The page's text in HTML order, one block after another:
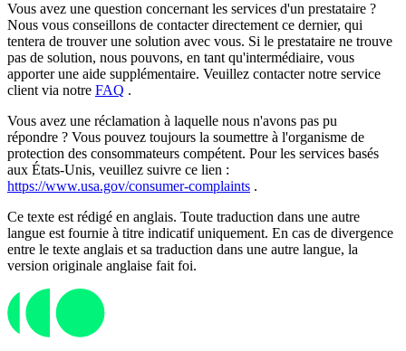
Vous avez une question concernant les services d'un prestataire ?
Nous vous conseillons de contacter directement ce dernier, qui
tentera de trouver une solution avec vous. Si le prestataire ne trouve
pas de solution, nous pouvons, en tant qu'intermédiaire, vous
apporter une aide supplémentaire. Veuillez contacter notre service
client via notre FAQ .
Vous avez une réclamation à laquelle nous n'avons pas pu
répondre ? Vous pouvez toujours la soumettre à l'organisme de
protection des consommateurs compétent. Pour les services basés
aux États-Unis, veuillez suivre ce lien :
https://www.usa.gov/consumer-complaints .
Ce texte est rédigé en anglais. Toute traduction dans une autre
langue est fournie à titre indicatif uniquement. En cas de divergence
entre le texte anglais et sa traduction dans une autre langue, la
version originale anglaise fait foi.